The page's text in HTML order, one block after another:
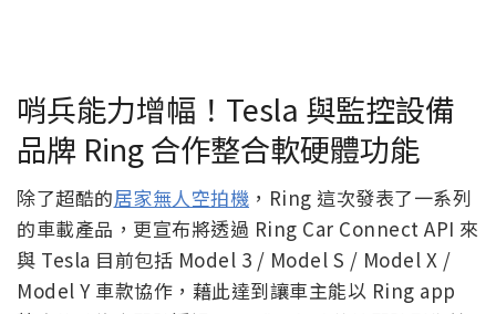
哨兵能力增幅！Tesla 與監控設備
品牌 Ring 合作整合軟硬體功能
除了超酷的居家無人空拍機 ，Ring 這次發表了一系列
的車載產品，更宣布將透過 Ring Car Connect API 來
與 Tesla 目前包括 Model 3 / Model S / Model X /
Model Y 車款協作，藉此達到讓車主能以 Ring app